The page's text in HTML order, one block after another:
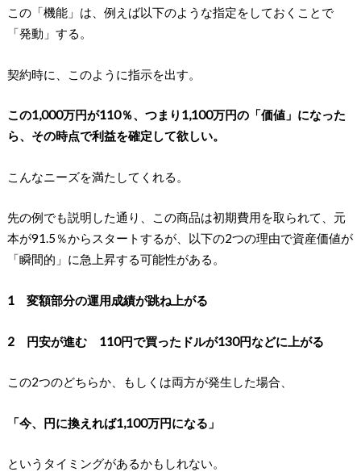
この「機能」は、例えば以下のような指定をしておくことで
「発動」する。
契約時に、このように指示を出す。
この1,000万円が110％、つまり1,100万円の「価値」になった
ら、その時点で利益を確定して欲しい。
こんなニーズを満たしてくれる。
先の例でも説明した通り、この商品は初期費用を取られて、元
本が91.5％からスタートするが、以下の2つの理由で資産価値が
「瞬間的」に急上昇する可能性がある。
1 変額部分の運用成績が跳ね上がる
2 円安が進む 110円で買ったドルが130円などに上がる
この2つのどちらか、もしくは両方が発生した場合、
「今、円に換えれば1,100万円になる」
というタイミングがあるかもしれない。